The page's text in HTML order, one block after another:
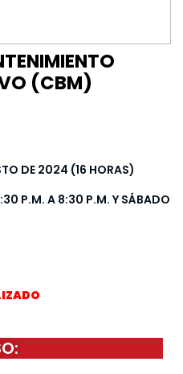
(CBM)
DE 2024 (16 HORAS)
P.M. A 8:30 P.M. Y SÁBADO